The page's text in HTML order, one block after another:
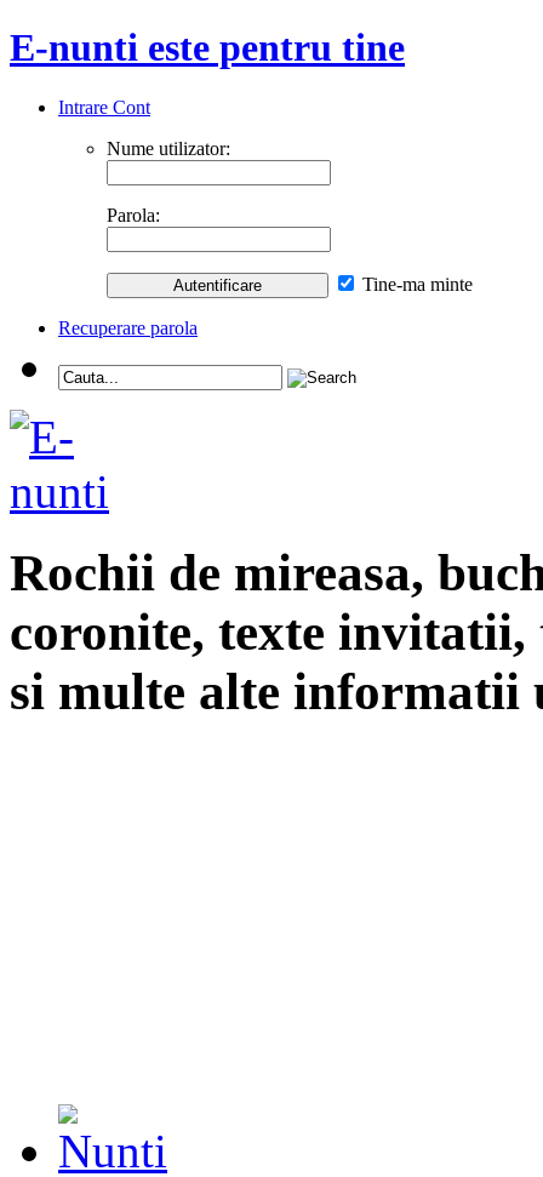
E-nunti este pentru tine
Intrare Cont
Nume utilizator:
Parola:
Tine-ma minte
Recuperare parola
Rochii de mireasa,
coronite, texte
si multe alte informatii